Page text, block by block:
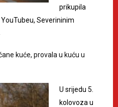
prikupila
Severininim
kuće, provala u kuću u
U srijedu 5.
kolovoza u